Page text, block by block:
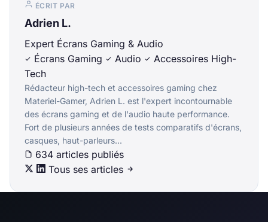
ÉCRIT PAR
Adrien L.
Expert Écrans Gaming & Audio
Écrans Gaming
Audio
Accessoires High-
Tech
Rédacteur high-tech et accessoires gaming chez
Materiel-Gamer, Adrien L. est l'expert incontournable
des écrans gaming et de l'audio haute performance.
Fort de plusieurs années de tests comparatifs d'écrans,
casques, haut-parleurs...
634 articles publiés
Tous ses articles